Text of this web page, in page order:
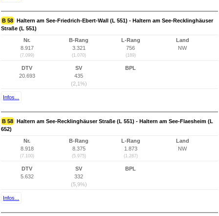
B 58 Haltern am See-Friedrich-Ebert-Wall (L 551) - Haltern am See-Recklinghäuser
Straße (L 551)
Nr.
8.917
(7.099)
B-Rang
3.321
(1.070)
L-Rang
756
(189)
Land
NW
DTV
20.693
SV
435
(2,1%)
BPL
Infos...
B 58 Haltern am See-Recklinghäuser Straße (L 551) - Haltern am See-Flaesheim (L
652)
Nr.
8.918
(7.100)
B-Rang
8.375
(5.975)
L-Rang
1.873
(1.287)
Land
NW
DTV
5.632
SV
332
(5,9%)
BPL
Infos...